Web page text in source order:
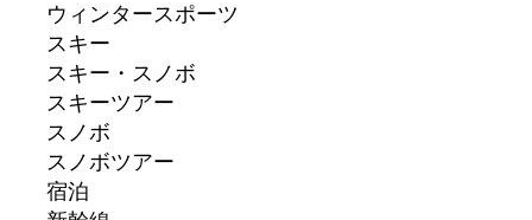
ウィンタースポーツ
スキー
スキー・スノボ
スキーツアー
スノボ
スノボツアー
宿泊